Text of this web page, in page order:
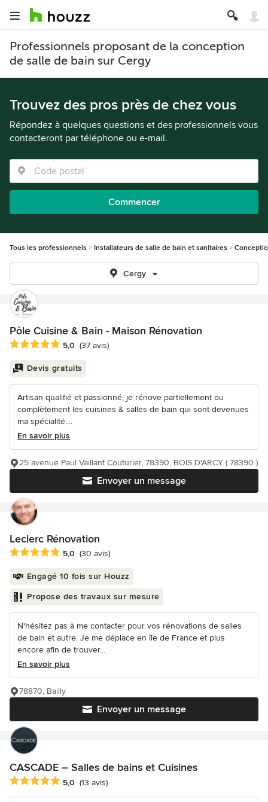
Professionnels proposant de la conception
de salle de bain sur Cergy
Trouvez des pros près de chez vous
Répondez à quelques questions et des professionnels vous
contacteront par téléphone ou e-mail.
Commencer
Tous les professionnels Installateurs de salle de bain et sanitaires
Cergy
Pôle Cuisine & Bain - Maison Rénovation
Note moyenne : 5 étoiles sur 5
5,0 (37 avis)
Devis gratuits
Artisan qualifié et passionné, je rénove partiellement ou
complètement les cuisines & salles de bain qui sont devenues
ma spécialité....
En savoir plus
Envoyer un message
25 avenue Paul Vaillant Couturier, 78390, BOIS D'ARCY ( 78390 )
Leclerc Rénovation
Note moyenne : 5 étoiles sur 5
5,0 (30 avis)
Engagé 10 fois sur Houzz
Propose des travaux sur mesure
N'hésitez pas à me contacter pour vos rénovations de salles
de bain et autre. Je me déplace en île de France et plus
encore afin de trouver...
En savoir plus
Envoyer un message
78870, Bailly
CASCADE – Salles de bains et Cuisines
Note moyenne : 5 étoiles sur 5
5,0 (13 avis)